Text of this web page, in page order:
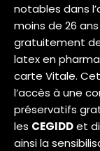
notables dans
moins de 26
gratuitement
latex en
carte Vitale.
l’accès à une
préservatifs
les CEGIDDet
ainsi la